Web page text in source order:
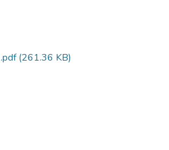
(261.36 KB)